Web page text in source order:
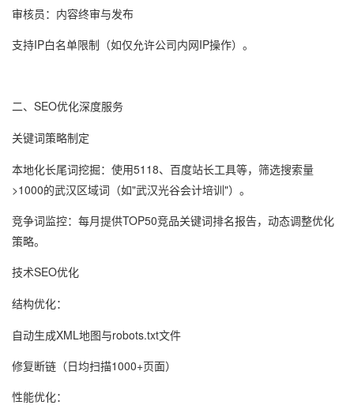
审核员：内容终审与发布
支持IP白名单限制（如仅允许公司内网IP操作）。
二、 SEO优化深度服务
关键词策略制定
本地化长尾词挖掘：使用5118、百度站长工具等，筛选搜索量
>1000的武汉区域词（如"武汉光谷会计培训"）。
竞争词监控：每月提供TOP50竞品关键词排名报告，动态调整优化
策略。
技术SEO优化
结构优化：
自动生成XML地图与robots.txt文件
修复断链（日均扫描1000+页面）
性能优化：